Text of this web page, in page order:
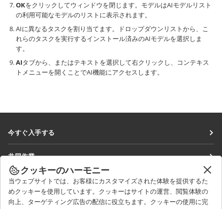
OKをクリックしてウィンドウを閉じます。モデルはAIモデルリスト
の利用可能なモデルのリストに表示されます。
AIに異なるタスクを割り当てます。ドロップダウンリストから、こ
れらのタスクを実行するインストール済みのAIモデルを選択しま
す。
AIタブから、またはテキストを選択して右クリックし、コンテキス
トメニューを開くことでAI機能にアクセスします。
今すぐ入手する
DocSpace
Workspace
コネクター
共同作業
貢献者向け
翻訳者向け
インフルエンサー向け
ニュースを見る
ブログ
ヘルプを得る
クッキーのハーモニー
当ウェブサイトでは、お客様にカスタマイズされた体験を提供するた
めクッキーを使用しています。クッキーはサイトの運営、閲覧体験の
向上、ターゲティング広告の配信に役立ちます。クッキーの使用に完